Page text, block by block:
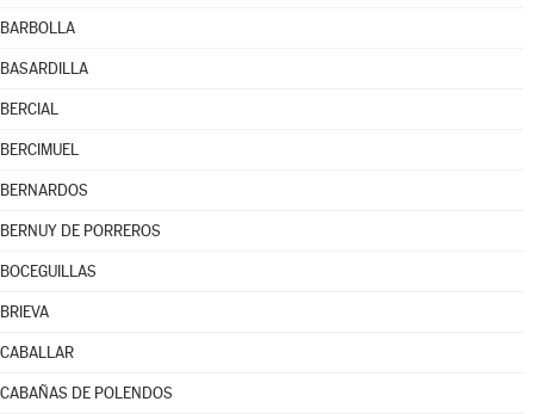
BARBOLLA
BASARDILLA
BERCIAL
BERCIMUEL
BERNARDOS
BERNUY DE PORREROS
BOCEGUILLAS
BRIEVA
CABALLAR
CABAÑAS DE POLENDOS